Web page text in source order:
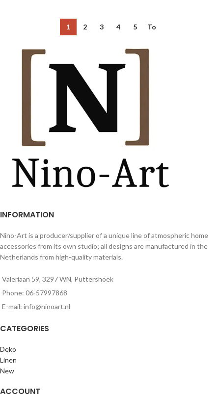
1 2 3 4 5 To
INFORMATION
Nino-Art is a producer/supplier of a unique line of atmospheric home
accessories from its own studio; all designs are manufactured in the
Netherlands from high-quality materials.
Valeriaan 59, 3297 WN, Puttershoek
Phone: 06-57997868
E-mail: info@ninoart.nl
CATEGORIES
Deko
Linen
New
ACCOUNT